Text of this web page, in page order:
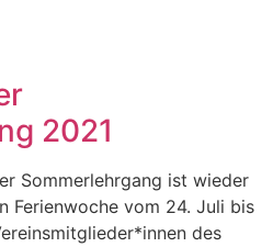
2021
Sommerlehrgang ist wieder
Ferienwoche vom 24. Juli bis
des